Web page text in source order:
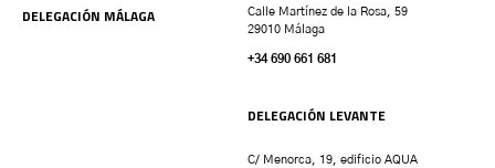
DELEGACIÓN MÁLAGA
Calle Martínez de la Rosa, 59
29010 Málaga
+34 690 661 681
DELEGACIÓN LEVANTE
C/ Menorca, 19, edificio AQUA